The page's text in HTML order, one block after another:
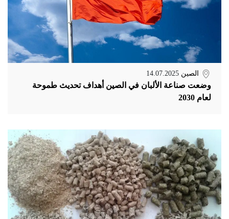
الصين 14.07.2025
وضعت صناعة الألبان في الصين أهداف تحديث طموحة
لعام 2030